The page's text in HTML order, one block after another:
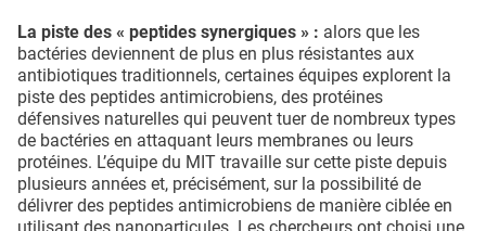
La piste des « peptides synergiques » : alors que les
bactéries deviennent de plus en plus résistantes aux
antibiotiques traditionnels, certaines équipes explorent la
piste des peptides antimicrobiens, des protéines
défensives naturelles qui peuvent tuer de nombreux types
de bactéries en attaquant leurs membranes ou leurs
protéines. L’équipe du MIT travaille sur cette piste depuis
plusieurs années et, précisément, sur la possibilité de
délivrer des peptides antimicrobiens de manière ciblée en